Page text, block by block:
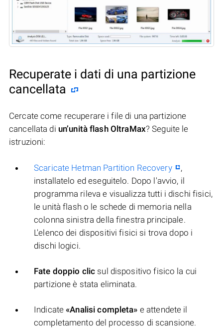
Recuperate i dati di una partizione
cancellata
Cercate come recuperare i file di una partizione
cancellata di un’unità flash OltraMax? Seguite le
istruzioni:
Scaricate Hetman Partition Recovery
,
installatelo ed eseguitelo. Dopo l'avvio, il
programma rileva e visualizza tutti i dischi fisici,
le unità flash o le schede di memoria nella
colonna sinistra della finestra principale.
L'elenco dei dispositivi fisici si trova dopo i
dischi logici.
Fate doppio clic sul dispositivo fisico la cui
partizione è stata eliminata.
Indicate«Analisi completa» e attendete il
completamento del processo di scansione.